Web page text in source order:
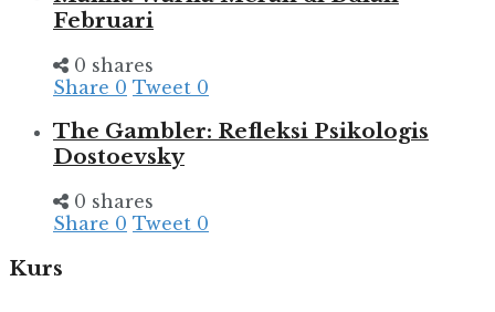
Februari
0 shares
Share 0 Tweet 0
The Gambler: Refleksi Psikologis
Dostoevsky
0 shares
Share 0 Tweet 0
Kurs